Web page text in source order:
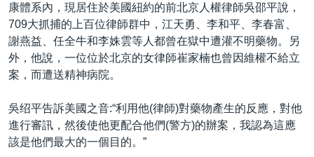
康體系內，現居住於美國紐約的前北京人權律師吳邵平說，
709大抓捕的上百位律師群中，江天勇、李和平、李春富、
謝燕益、任全牛和李姝雲等人都曾在獄中遭灌不明藥物。另
外，他說，一位位於北京的女律師崔家楠也曾因維權不給立
案，而遭送精神病院。
吳绍平告訴美國之音:“利用他(律師)對藥物產生的反應，對他
進行審訊，然後使他更配合他們(警方)的辦案，我認為這應
該是他們最大的一個目的。”